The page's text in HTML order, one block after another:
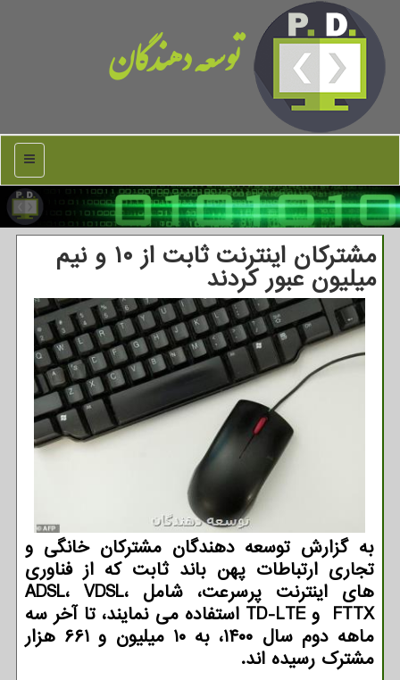
توسعه دهندگان
منو
مشترکان اینترنت ثابت از ۱۰ و نیم
میلیون عبور کردند
به گزارش توسعه دهندگان مشترکان خانگی و
تجاری ارتباطات پهن باند ثابت که از فناوری
های اینترنت پرسرعت، شامل ADSL، VDSL،
FTTX و TD-LTE استفاده می نمایند، تا آخر سه
ماهه دوم سال ۱۴۰۰، به ۱۰ میلیون و ۶۶۱ هزار
مشترک رسیده اند.